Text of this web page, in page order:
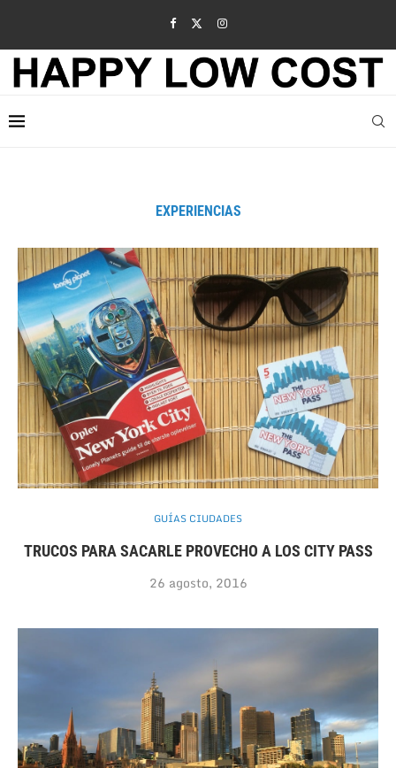
EXPERIENCIAS
GUÍAS CIUDADES
TRUCOS PARA SACARLE PROVECHO A LOS CITY PASS
26 agosto, 2016